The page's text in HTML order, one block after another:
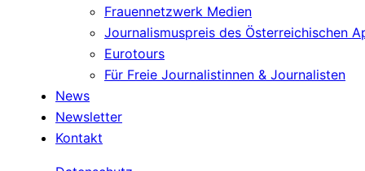
Frauennetzwerk Medien
Journalismuspreis des Österreichischen
Eurotours
Für Freie Journalistinnen & Journalisten
News
Newsletter
Kontakt